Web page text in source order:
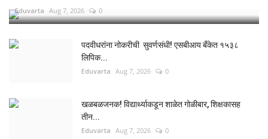
Eduvarta Aug 7, 2026 0
पदवीधरांना नोकरीची सुवर्णसंधी! एसबीआय बँकेत १५३८
लिपिक...
Eduvarta Aug 7, 2026 0
खळबळजनक! विद्यार्थ्याकडून शाळेत गोळीबार, शिक्षकासह
तीन...
Eduvarta Aug 7, 2026 0